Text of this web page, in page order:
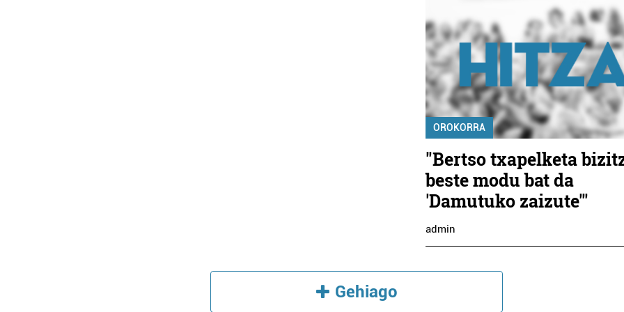
OROKORRA
"Bertso txapelketa
beste modu bat da
'Damutuko zaizute'"
admin
Gehiago